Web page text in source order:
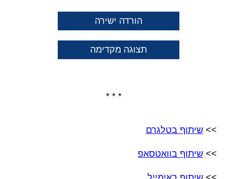
הורדה ישירה
תצוגה מקדימה
* * *
>> שיתוף בטלגרם
>> שיתוף בוואטסאפ